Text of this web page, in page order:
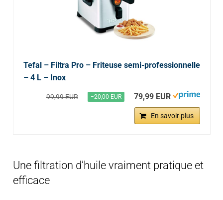
Tefal – Filtra Pro – Friteuse semi-professionnelle
– 4 L – Inox
99,99 EUR −20,00 EUR 79,99 EUR
En savoir plus
Une filtration d’huile vraiment pratique et
efficace